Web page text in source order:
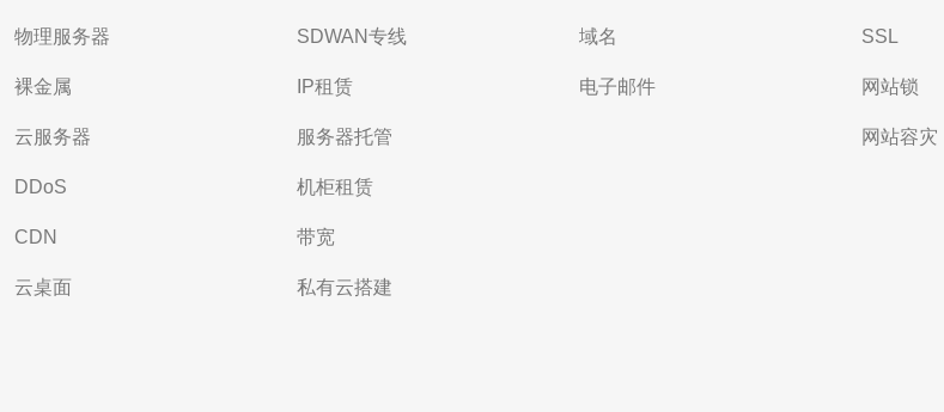
物理服务器
裸金属
云服务器
DDoS
CDN
云桌面
SDWAN专线
IP租赁
服务器托管
机柜租赁
带宽
私有云搭建
域名
电子邮件
SSL
网站锁
网站容灾